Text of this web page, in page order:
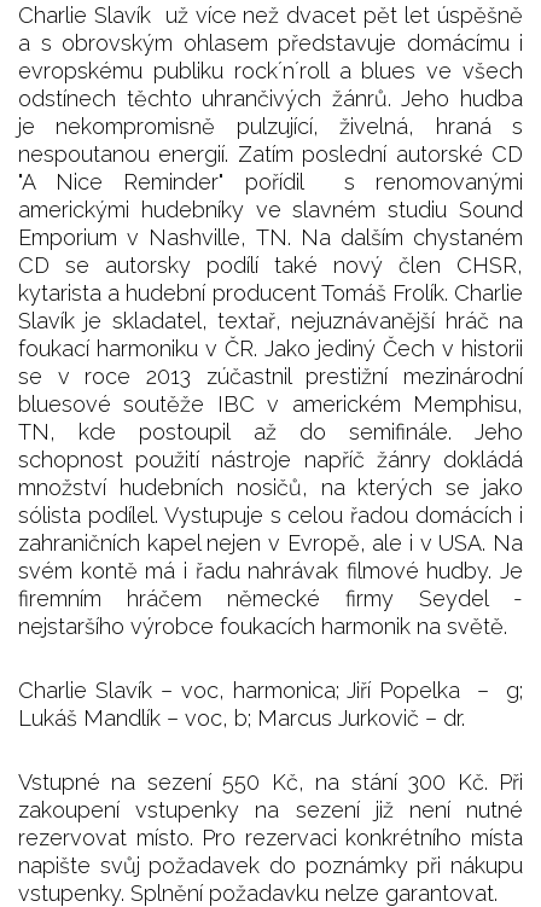
Charlie Slavík už více než dvacet pět let úspěšně
a s obrovským ohlasem představuje domácímu i
evropskému publiku rock´n´roll a blues ve všech
odstínech těchto uhrančivých žánrů. Jeho hudba
je nekompromisně pulzující, živelná, hraná s
nespoutanou energií. Zatím poslední autorské CD
"A Nice Reminder" pořídil s renomovanými
americkými hudebníky ve slavném studiu Sound
Emporium v Nashville, TN. Na dalším chystaném
CD se autorsky podílí také nový člen CHSR,
kytarista a hudební producent Tomáš Frolík. Charlie
Slavík je skladatel, textař, nejuznávanější hráč na
foukací harmoniku v ČR. Jako jediný Čech v historii
se v roce 2013 zúčastnil prestižní mezinárodní
bluesové soutěže IBC v americkém Memphisu,
TN, kde postoupil až do semifinále. Jeho
schopnost použití nástroje napříč žánry dokládá
množství hudebních nosičů, na kterých se jako
sólista podílel. Vystupuje s celou řadou domácích i
zahraničních kapel nejen v Evropě, ale i v USA. Na
svém kontě má i řadu nahrávak filmové hudby. Je
firemním hráčem německé firmy Seydel -
nejstaršího výrobce foukacích harmonik na světě.
Charlie Slavík – voc, harmonica; Jiří Popelka – g;
Lukáš Mandlík – voc, b; Marcus Jurkovič – dr.
Vstupné na sezení 550 Kč, na stání 300 Kč. Při
zakoupení vstupenky na sezení již není nutné
rezervovat místo. Pro rezervaci konkrétního místa
napište svůj požadavek do poznámky při nákupu
vstupenky. Splnění požadavku nelze garantovat.